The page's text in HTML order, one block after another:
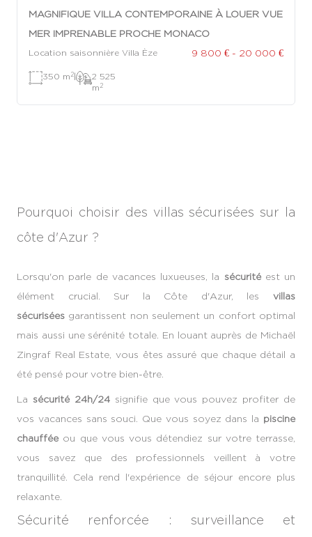
MAGNIFIQUE VILLA CONTEMPORAINE À LOUER VUE
MER IMPRENABLE PROCHE MONACO
Location saisonnière Villa Èze 9 800 € - 20 000 €
350 m 2|
2 525
m 2
Pourquoi choisir des villas sécurisées sur la
côte d'Azur ?
Lorsqu'on parle de vacances luxueuses, la sécuritéest un
élément crucial. Sur la Côte d'Azur, les villas
sécurisées garantissent non seulement un confort optimal
mais aussi une sérénité totale. En louant auprès de Michaël
Zingraf Real Estate, vous êtes assuré que chaque détail a
été pensé pour votre bien-être.
La sécurité 24h/24signifie que vous pouvez profiter de
vos vacances sans souci. Que vous soyez dans la piscine
chauffée ou que vous vous détendiez sur votre terrasse,
vous savez que des professionnels veillent à votre
tranquillité. Cela rend l'expérience de séjour encore plus
relaxante.
Sécurité renforcée : surveillance et